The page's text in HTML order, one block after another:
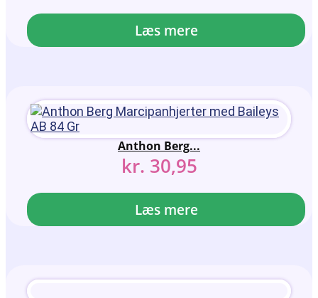
Læs mere
Anthon Berg...
kr. 30,95
Læs mere